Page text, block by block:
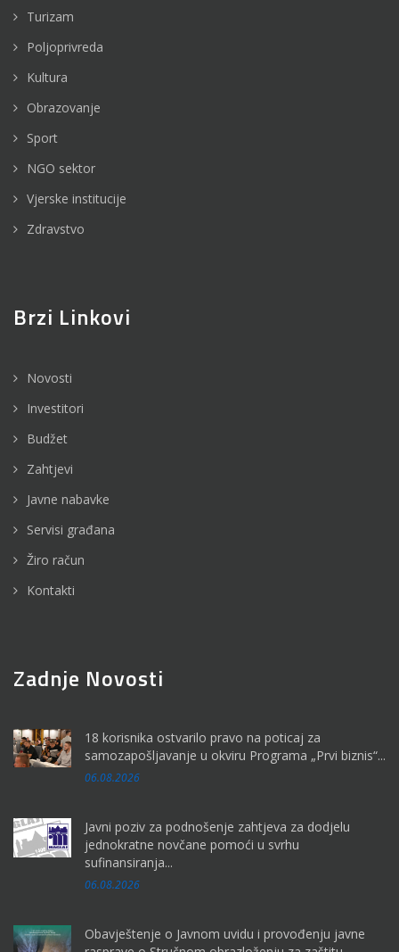
Turizam
Poljoprivreda
Kultura
Obrazovanje
Sport
NGO sektor
Vjerske institucije
Zdravstvo
Brzi Linkovi
Novosti
Investitori
Budžet
Zahtjevi
Javne nabavke
Servisi građana
Žiro račun
Kontakti
Zadnje Novosti
18 korisnika ostvarilo pravo na poticaj za
samozapošljavanje u okviru Programa „Prvi biznis“...
06.08.2026
Javni poziv za podnošenje zahtjeva za dodjelu
jednokratne novčane pomoći u svrhu
sufinansiranja...
06.08.2026
Obavještenje o Javnom uvidu i provođenju javne